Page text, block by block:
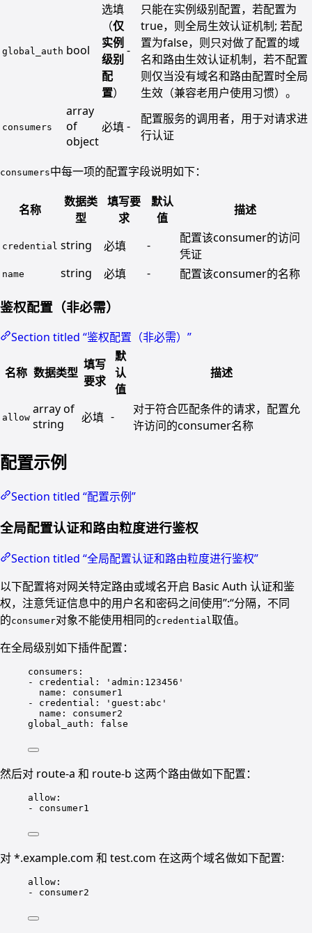
global_auth bool
选填
（仅
实例
级别
配
置）
-
只能在实例级别配置，若配置为
true，则全局生效认证机制; 若配
置为false，则只对做了配置的域
名和路由生效认证机制，若不配置
则仅当没有域名和路由配置时全局
生效（兼容老用户使用习惯）。
consumers
array
of
object
必填-
配置服务的调用者，用于对请求进
行认证
consumers中每一项的配置字段说明如下：
名称
数据类
型
填写要
求
默认
值
描述
credential string 必填 -
配置该consumer的访问
凭证
name string 必填 - 配置该consumer的名称
鉴权配置（非必需）
Section titled “鉴权配置（非必需）”
名称 数据类型
填写
要求
默
认
值
描述
allow
array of
string
必填 -
对于符合匹配条件的请求，配置允
许访问的consumer名称
配置示例
Section titled “配置示例”
全局配置认证和路由粒度进行鉴权
Section titled “全局配置认证和路由粒度进行鉴权”
以下配置将对网关特定路由或域名开启 Basic Auth 认证和鉴
权，注意凭证信息中的用户名和密码之间使用”:“分隔，不同
的consumer对象不能使用相同的credential 取值。
在全局级别如下插件配置：
consumers :
- credential :
'admin:123456'
name : consumer1
- credential :
'guest:abc'
name : consumer2
global_auth : false
然后对 route-a 和 route-b 这两个路由做如下配置：
allow :
- consumer1
对 *.example.com 和 test.com 在这两个域名做如下配置:
allow :
- consumer2